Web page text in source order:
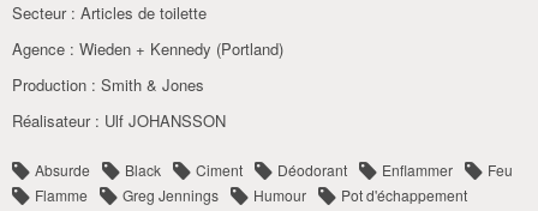
Secteur : Articles de toilette
Agence : Wieden + Kennedy (Portland)
Production : Smith & Jones
Réalisateur : Ulf JOHANSSON
Absurde Black Ciment Déodorant Enflammer
Feu
Flamme
Greg Jennings Humour Pot d'échappement